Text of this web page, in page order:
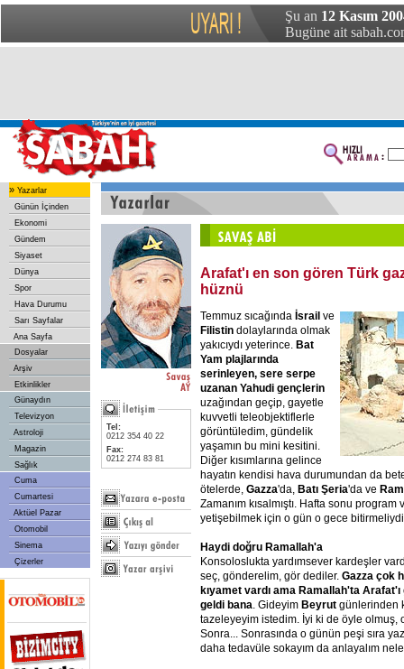
Şu an 12 Kasım
Bugüne ait
» Yazarlar
Günün İçinden
Ekonomi
Gündem
Siyaset
Dünya
Spor
Hava Durumu
Sarı Sayfalar
Ana Sayfa
Dosyalar
Arşiv
Etkinlikler
Günaydın
Televizyon
Astroloji
Magazin
Sağlık
Cuma
Cumartesi
Aktüel Pazar
Otomobil
Sinema
Çizerler
Tel:
0212 354 40 22
Fax:
0212 274 83 81
Arafat'ı en son gören Türk
hüznü
Temmuz sıcağında İsrail ve
Filistin dolaylarında olmak
yakıcıydı yeterince. Bat
Yam plajlarında
serinleyen, sere serpe
uzanan Yahudi gençlerin
uzağından geçip, gayetle
kuvvetli teleobjektiflerle
görüntüledim, gündelik
yaşamın bu mini kesitini.
Diğer kısımlarına gelince
hayatın kendisi hava durumundan da
ötelerde, Gazza'da, Batı Şeria'da ve
Zamanım kısalmıştı. Hafta sonu program
yetişebilmek için o gün o gece
Haydi doğru Ramallah'a
Konsoloslukta yardımsever kardeşler
seç, gönderelim, gör dediler. Gazza çok
kıyamet vardı ama Ramallah'ta
geldi bana . Gideyim Beyrut günlerinden
tazeleyeyim istedim. İyi ki de öyle olmuş,
Sonra... Sonrasında o günün peşi sıra
daha tedavüle sokayım da anlayalım